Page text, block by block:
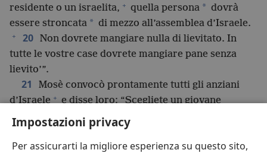
Impostazioni privacy
Per assicurarti la migliore esperienza su questo sito,
residente o un israelita, + quella persona * dovrà
essere stroncata * di mezzo all’assemblea d’Israele.
+ 20 Non dovrete mangiare nulla di lievitato. In
tutte le vostre case dovrete mangiare pane senza
lievito’”.
21
Mosè convocò prontamente tutti gli anziani
d’Israele + e disse loro: “Scegliete un giovane
animale
*
per ognuna delle vostre famiglie e scannate
il sacrificio pasquale.
22
mazzo d’issopo nel sangue raccolto in un catino e